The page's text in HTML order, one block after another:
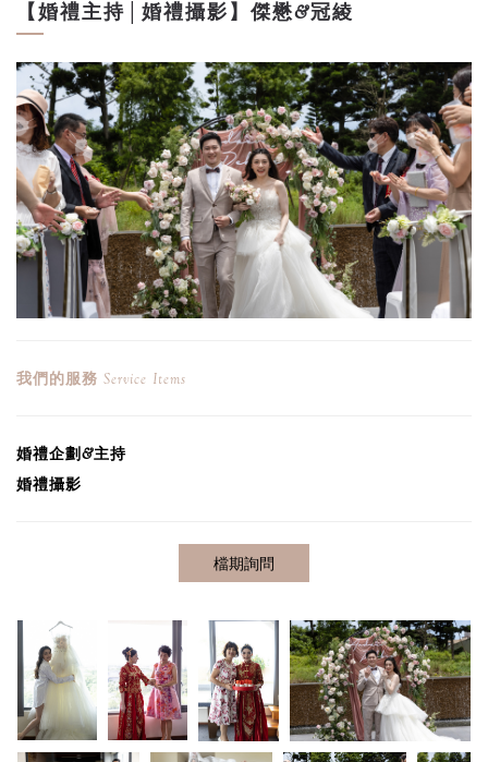
【婚禮主持│婚禮攝影】傑懋&冠綾
我們的服務 Service Items
婚禮企劃&主持
婚禮攝影